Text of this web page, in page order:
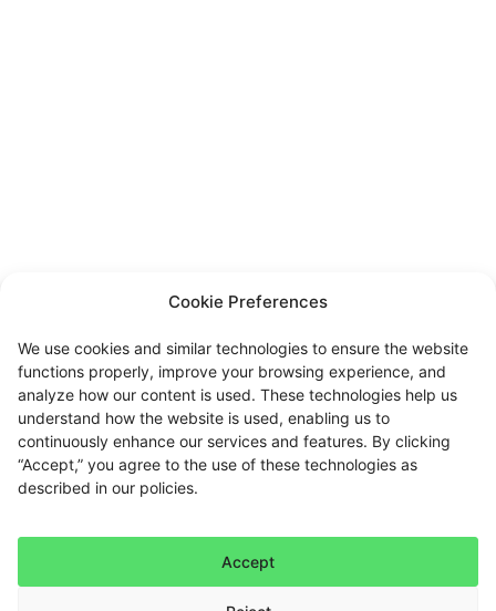
Cookie Preferences
We use cookies and similar technologies to ensure the website
functions properly, improve your browsing experience, and
analyze how our content is used. These technologies help us
understand how the website is used, enabling us to
continuously enhance our services and features. By clicking
“Accept,” you agree to the use of these technologies as
described in our policies.
Accept